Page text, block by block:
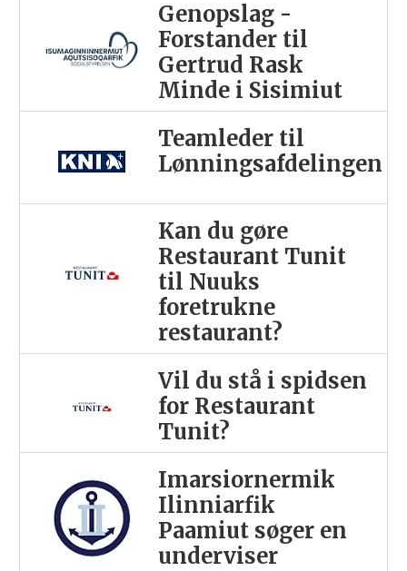
Genopslag -
Forstander til
Gertrud Rask
Minde i Sisimiut
Teamleder til
Lønningsafdelingen
Kan du gøre
Restaurant Tunit
til Nuuks
foretrukne
restaurant?
Vil du stå i spidsen
for Restaurant
Tunit?
Imarsiornermik
Ilinniarfik
Paamiut søger en
underviser